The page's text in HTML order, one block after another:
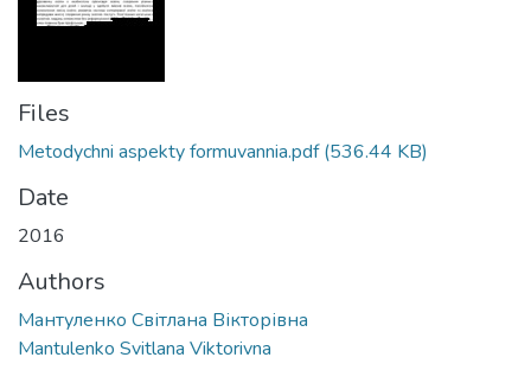
Files
Metodychni aspekty formuvannia.pdf(536.44 KB)
Date
2016
Authors
Мантуленко Світлана Вікторівна
Mantulenko Svitlana Viktorivna